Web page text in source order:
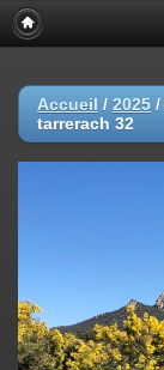
Accueil / 2025 /
tarrerach 32